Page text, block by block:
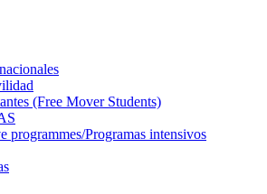
(Free Mover Students)
programmes/Programas intensivos